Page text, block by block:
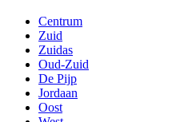
Centrum
Zuid
Zuidas
Oud-Zuid
De Pijp
Jordaan
Oost